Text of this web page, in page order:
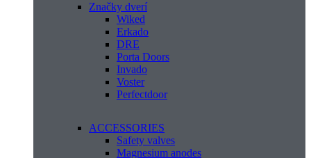
Značky dverí
Wiked
Erkado
DRE
Porta Doors
Invado
Voster
Perfectdoor
ACCESSORIES
Safety valves
Magnesium anodes